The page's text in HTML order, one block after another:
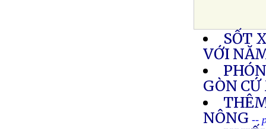
SỐT
VỚI
GÒN
NÔNG --